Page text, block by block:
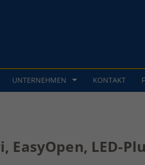
UNTERNEHMEN KONTAKT
EasyOpen, LED-